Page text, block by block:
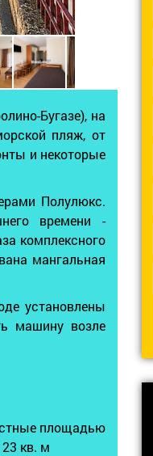
Бугазе), на
пляж, от
и некоторые
Полулюкс.
времени -
комплексного
мангальная
установлены
машину возле
площадью
кв. м